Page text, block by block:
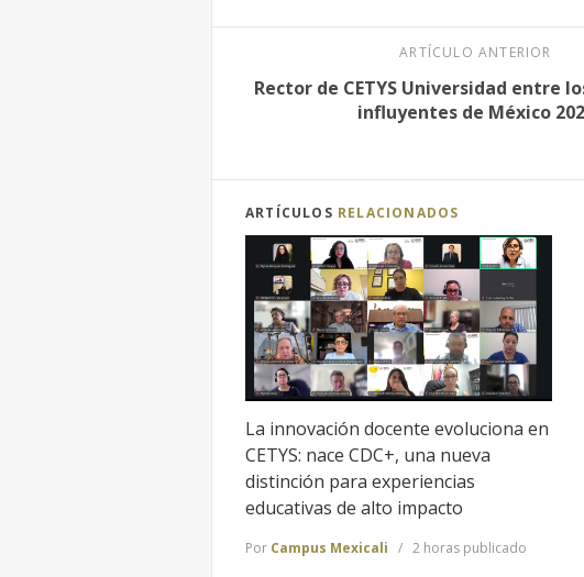
ARTÍCULO ANTERIOR
Rector de CETYS Universidad entre
influyentes de México
ARTÍCULOS RELACIONADOS
La innovación docente evoluciona en
CETYS: nace CDC+, una nueva
distinción para experiencias
educativas de alto impacto
Por Campus Mexicali 2 horas publicado